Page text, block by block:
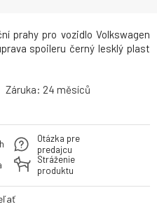
prahy pro vozidlo Volkswagen
spoileru černý lesklý plast
Záruka: 24
Otázka pre
predajcu
Stráženie
produktu